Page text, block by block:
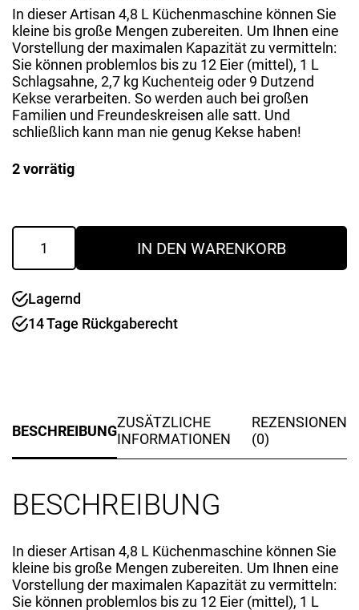
In dieser Artisan 4,8 L Küchenmaschine können Sie
kleine bis große Mengen zubereiten. Um Ihnen eine
Vorstellung der maximalen Kapazität zu vermitteln:
Sie können problemlos bis zu 12 Eier (mittel), 1 L
Schlagsahne, 2,7 kg Kuchenteig oder 9 Dutzend
Kekse verarbeiten. So werden auch bei großen
Familien und Freundeskreisen alle satt. Und
schließlich kann man nie genug Kekse haben!
2 vorrätig
5KSM185PSOB
Küchenmaschine
Onyx
Artisan
Menge
IN DEN WARENKORB
Lagernd
14 Tage Rückgaberecht
BESCHREIBUNGZUSÄTZLICHE
INFORMATIONEN
REZENSIONEN
(0)
BESCHREIBUNG
In dieser Artisan 4,8 L Küchenmaschine können Sie
kleine bis große Mengen zubereiten. Um Ihnen eine
Vorstellung der maximalen Kapazität zu vermitteln:
Sie können problemlos bis zu 12 Eier (mittel), 1 L